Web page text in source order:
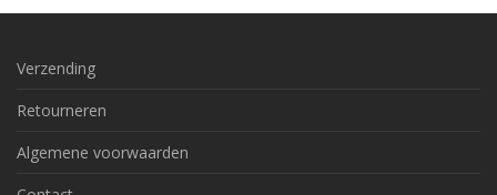
Verzending
Retourneren
Algemene voorwaarden